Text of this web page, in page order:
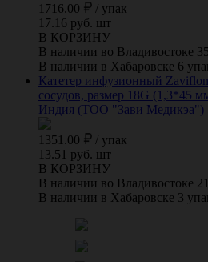
1716.00 / упак
17.16 руб. шт
В КОРЗИНУ
В наличии во Владивостоке
В наличии в Хабаровске 6
Катетер инфузионный
сосудов, размер 18G (1,3*45
Индия (ТОО "Зави Медикэа")
1351.00 / упак
13.51 руб. шт
В КОРЗИНУ
В наличии во Владивостоке
В наличии в Хабаровске 3